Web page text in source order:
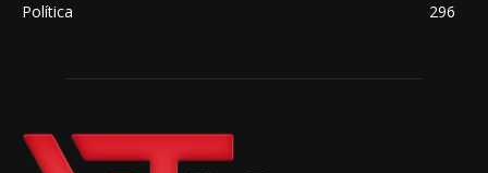
Política
296